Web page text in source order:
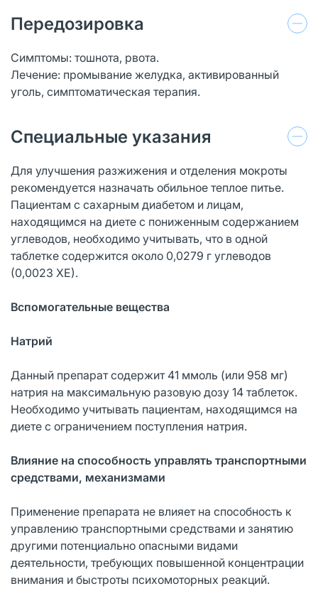
Передозировка
Симптомы: тошнота, рвота.
Лечение: промывание желудка, активированный
уголь, симптоматическая терапия.
Специальные указания
Для улучшения разжижения и отделения мокроты
рекомендуется назначать обильное теплое питье.
Пациентам с сахарным диабетом и лицам,
находящимся на диете с пониженным содержанием
углеводов, необходимо учитывать, что в одной
таблетке содержится около 0,0279 г углеводов
(0,0023 ХЕ).
Вспомогательные вещества
Натрий
Данный препарат содержит 41 ммоль (или 958 мг)
натрия на максимальную разовую дозу 14 таблеток.
Необходимо учитывать пациентам, находящимся на
диете с ограничением поступления натрия.
Влияние на способность управлять транспортными
средствами, механизмами
Применение препарата не влияет на способность к
управлению транспортными средствами и занятию
другими потенциально опасными видами
деятельности, требующих повышенной концентрации
внимания и быстроты психомоторных реакций.